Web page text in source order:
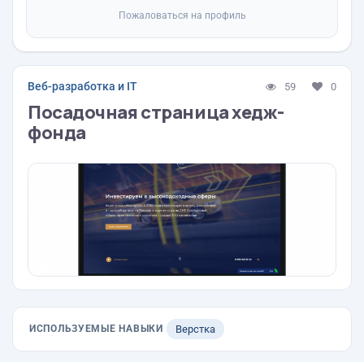
Пожаловаться на профиль
Веб-разработка и IT 59 0
Посадочная страница хедж-
фонда
ИСПОЛЬЗУЕМЫЕ НАВЫКИ Верстка